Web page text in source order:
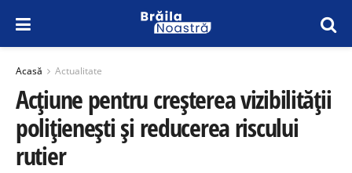
Acasă Actualitate
Acțiune pentru creșterea vizibilității
polițienești și reducerea riscului
rutier